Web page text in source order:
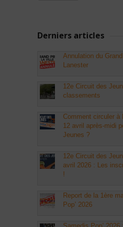
Derniers articles
Annulation du
Lanester
12e Circuit des
classements
Comment circuler à
12 avril après-midi
Jeunes ?
12e Circuit des
avril 2026 : Les
!
Report de la 1ère
Pop’ 2026